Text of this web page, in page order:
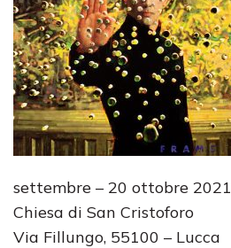
settembre – 20 ottobre 2021
Chiesa di San Cristoforo
Via Fillungo, 55100 – Lucca